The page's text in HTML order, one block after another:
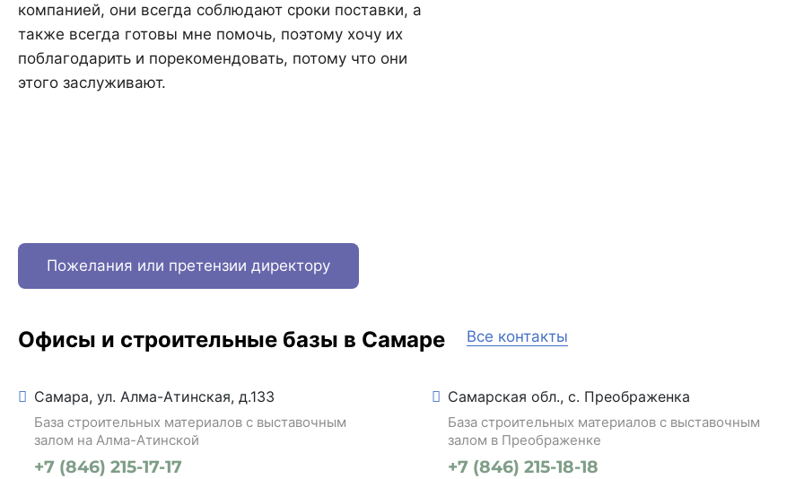
компанией, они всегда соблюдают сроки поставки, а
также всегда готовы мне помочь, поэтому хочу их
поблагодарить и порекомендовать, потому что они
этого заслуживают.
Пожелания или претензии директору
Офисы и строительные базы в Самаре Все контакты
Самара, ул. Алма-Атинская, д.133
База строительных материалов с выставочным
залом на Алма-Атинской
+7 (846) 215-17-17
Самарская обл., с. Преображенка
База строительных материалов с выставочным
залом в Преображенке
+7 (846) 215-18-18